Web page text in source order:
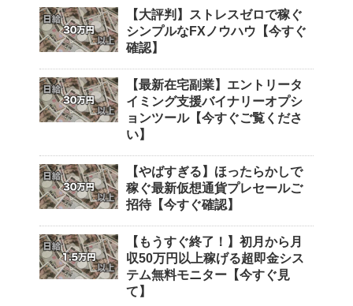
【大評判】ストレスゼロで稼ぐ
シンプルなFXノウハウ【今すぐ
確認】
【最新在宅副業】エントリータ
イミング支援バイナリーオプシ
ョンツール【今すぐご覧くださ
い】
【やばすぎる】ほったらかしで
稼ぐ最新仮想通貨プレセールご
招待【今すぐ確認】
【もうすぐ終了！】初月から月
収50万円以上稼げる超即金シス
テム無料モニター【今すぐ見
て】